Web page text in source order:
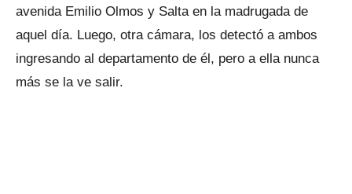
avenida Emilio Olmos y Salta en la madrugada de
aquel día. Luego, otra cámara, los detectó a ambos
ingresando al departamento de él, pero a ella nunca
más se la ve salir.